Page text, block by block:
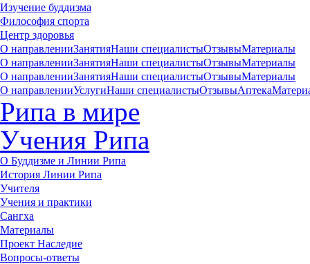
Изучение буддизма
Философия спорта
Центр здоровья
О направленииЗанятияНаши специалистыОтзывыМатериалы
О направленииЗанятияНаши специалистыОтзывыМатериалы
О направленииЗанятияНаши специалистыОтзывыМатериалы
О направленииУслугиНаши специалистыОтзывыАптека
Рипа в мире
Учения Рипа
О Буддизме и Линии Рипа
История Линии Рипа
Учителя
Учения и практики
Сангха
Материалы
Проект Наследие
Вопросы-ответы